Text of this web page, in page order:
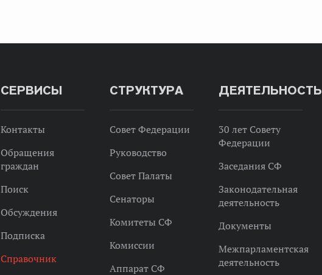
СЕРВИСЫ
Контакты
Обращения
граждан
Поиск
Обсуждения
Подписка
Справочник
СТРУКТУРА
Совет Федерации
Руководство
Совет Палаты
Сенаторы
Комитеты СФ
Комиссии
Аппарат СФ
ДЕЯТЕЛЬНОСТЬ
30 лет Совету
Федерации
Заседания СФ
Законодательная
деятельность
Документы
Межпарламентская
деятельность